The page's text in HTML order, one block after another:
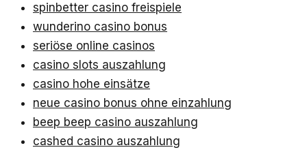
spinbetter casino freispiele
wunderino casino bonus
seriöse online casinos
casino slots auszahlung
casino hohe einsätze
neue casino bonus ohne einzahlung
beep beep casino auszahlung
cashed casino auszahlung